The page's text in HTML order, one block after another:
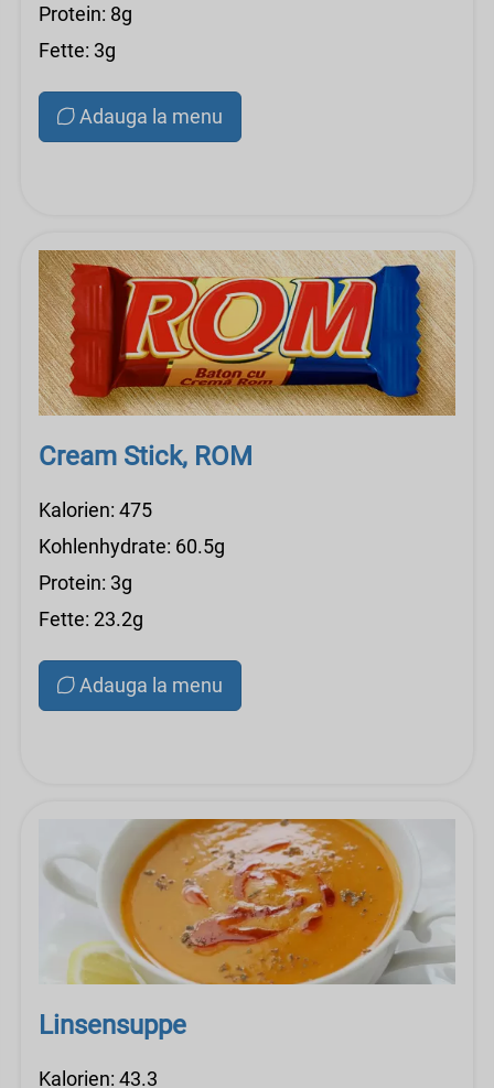
Protein: 8g
Fette: 3g
Adauga la menu
Cream Stick, ROM
Kalorien: 475
Kohlenhydrate: 60.5g
Protein: 3g
Fette: 23.2g
Adauga la menu
Linsensuppe
Kalorien: 43.3